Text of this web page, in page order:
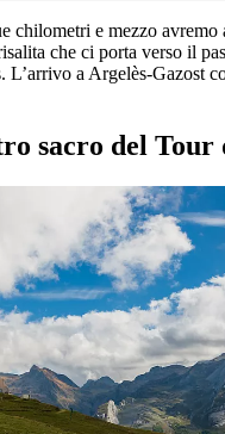
chilometri e mezzo avremo
che ci porta verso il
L’arrivo a Argelès-Gazost
sacro del